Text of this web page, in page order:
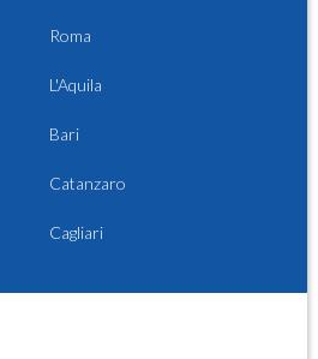
Roma
L'Aquila
Bari
Catanzaro
Cagliari